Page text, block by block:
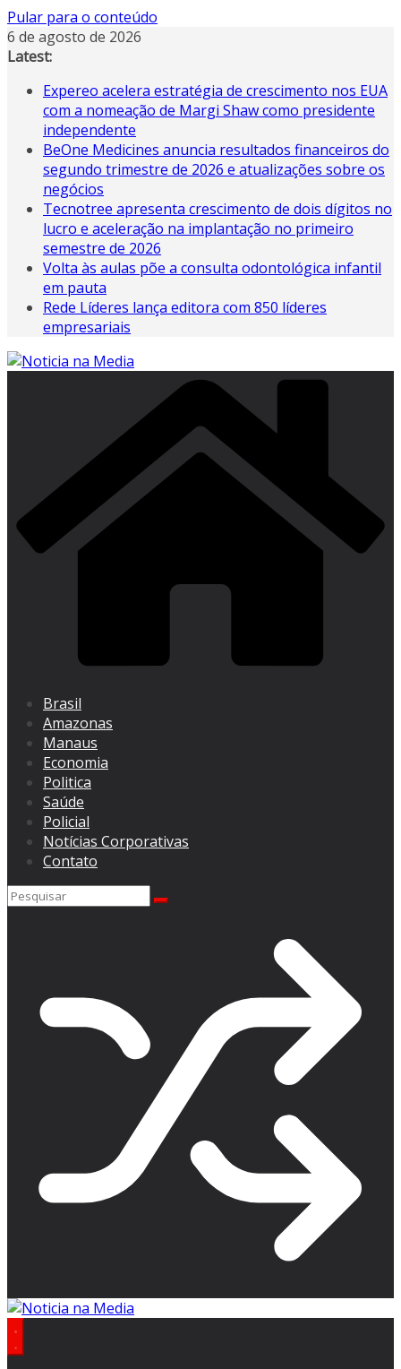
Pular para o conteúdo
6 de agosto de 2026
Latest:
Expereo acelera estratégia de crescimento nos EUA
com a nomeação de Margi Shaw como presidente
independente
BeOne Medicines anuncia resultados financeiros do
segundo trimestre de 2026 e atualizações sobre os
negócios
Tecnotree apresenta crescimento de dois dígitos no
lucro e aceleração na implantação no primeiro
semestre de 2026
Volta às aulas põe a consulta odontológica infantil
em pauta
Rede Líderes lança editora com 850 líderes
empresariais
Brasil
Amazonas
Manaus
Economia
Politica
Saúde
Policial
Notícias Corporativas
Contato